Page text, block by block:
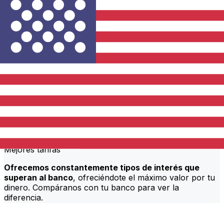
BNP Bahrain costes de transferencia internacional de
dinero de BHD a USD dependen de factores como el
importe de la transferencia. Normalmente, las
transferencias más grandes conllevan comisiones más
bajas y mejores tipos de cambio. Consulta la tabla
comparativa para comparar BNP Bahrain comisiones
con Xe.
¿Por qué transferir con Xe en lugar
de bancos tradicionales?
Mejores tarifas
Ofrecemos constantemente tipos de interés que
superan al banco, ofreciéndote el máximo valor por tu
dinero. Compáranos con tu banco para ver la
diferencia.